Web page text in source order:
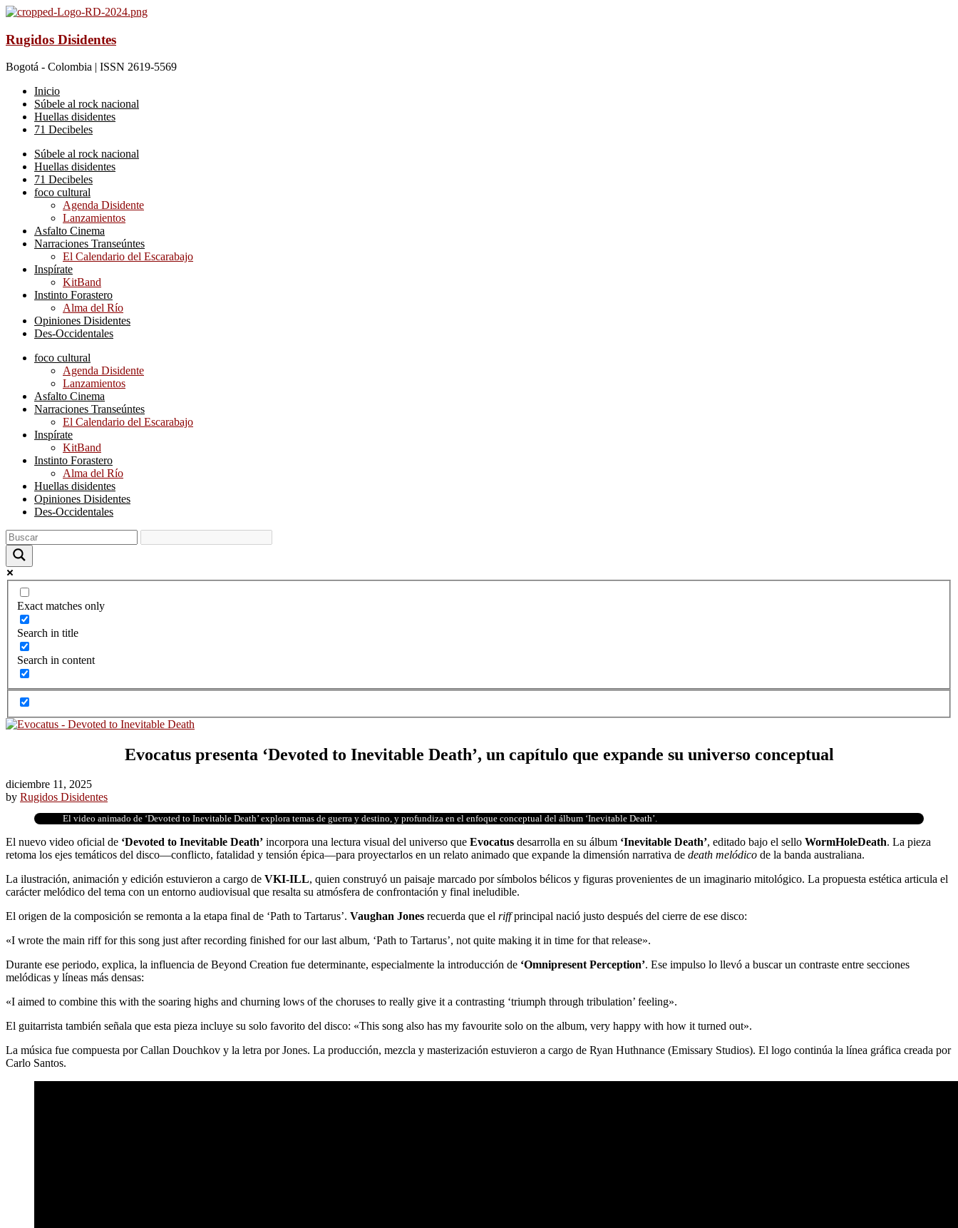
Rugidos Disidentes
Bogotá - Colombia | ISSN 2619-5569
Inicio
Súbele al rock nacional
Huellas disidentes
71 Decibeles
Súbele al rock nacional
Huellas disidentes
71 Decibeles
foco cultural
Agenda Disidente
Lanzamientos
Asfalto Cinema
Narraciones Transeúntes
El Calendario del Escarabajo
Inspírate
KitBand
Instinto Forastero
Alma del Río
Opiniones Disidentes
Des-Occidentales
foco cultural
Agenda Disidente
Lanzamientos
Asfalto Cinema
Narraciones Transeúntes
El Calendario del Escarabajo
Inspírate
KitBand
Instinto Forastero
Alma del Río
Huellas disidentes
Opiniones Disidentes
Des-Occidentales
Exact matches only
Search in title
Search in content
Evocatus presenta ‘Devoted to Inevitable Death’, un capítulo que expande su universo conceptual
diciembre 11, 2025
by Rugidos Disidentes
El video animado de ‘Devoted to Inevitable Death’ explora temas de guerra y destino, y profundiza en el enfoque conceptual del álbum ‘Inevitable Death’.
El nuevo video oficial de ‘Devoted to Inevitable Death’ incorpora una lectura visual del universo que Evocatus desarrolla en su álbum ‘Inevitable Death’, editado bajo el sello WormHoleDeath. La pieza
retoma los ejes temáticos del disco—conflicto, fatalidad y tensión épica—para proyectarlos en un relato animado que expande la dimensión narrativa de death melódico de la banda australiana.
La ilustración, animación y edición estuvieron a cargo de VKI-ILL, quien construyó un paisaje marcado por símbolos bélicos y figuras provenientes de un imaginario mitológico. La propuesta estética articula el
carácter melódico del tema con un entorno audiovisual que resalta su atmósfera de confrontación y final ineludible.
El origen de la composición se remonta a la etapa final de ‘Path to Tartarus’. Vaughan Jones recuerda que el riffprincipal nació justo después del cierre de ese disco:
«I wrote the main riff for this song just after recording finished for our last album, ‘Path to Tartarus’, not quite making it in time for that release».
Durante ese periodo, explica, la influencia de Beyond Creation fue determinante, especialmente la introducción de ‘Omnipresent Perception’. Ese impulso lo llevó a buscar un contraste entre secciones
melódicas y líneas más densas:
«I aimed to combine this with the soaring highs and churning lows of the choruses to really give it a contrasting ‘triumph through tribulation’ feeling».
El guitarrista también señala que esta pieza incluye su solo favorito del disco: «This song also has my favourite solo on the album, very happy with how it turned out».
La música fue compuesta por Callan Douchkov y la letra por Jones. La producción, mezcla y masterización estuvieron a cargo de Ryan Huthnance (Emissary Studios). El logo continúa la línea gráfica creada por
Carlo Santos.